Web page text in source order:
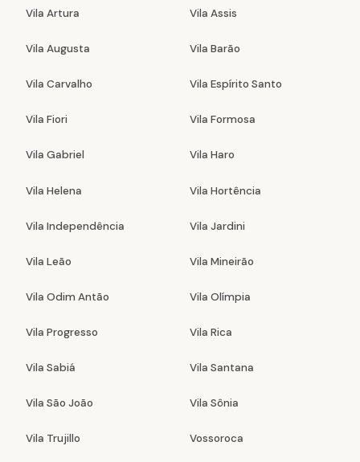
Vila Artura Vila Assis
Vila Augusta Vila Barão
Vila Carvalho Vila Espírito Santo
Vila Fiori Vila Formosa
Vila Gabriel Vila Haro
Vila Helena Vila Hortência
Vila Independência Vila Jardini
Vila Leão Vila Mineirão
Vila Odim Antão Vila Olímpia
Vila Progresso Vila Rica
Vila Sabiá Vila Santana
Vila São João Vila Sônia
Vila Trujillo Vossoroca